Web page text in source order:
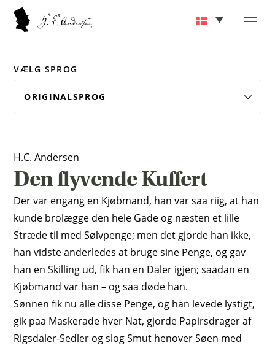
VÆLG SPROG
H.C. Andersen
Den flyvende Kuffert
Der var engang en Kjøbmand, han var saa riig, at han
kunde brolægge den hele Gade og næsten et lille
Stræde til med Sølvpenge; men det gjorde han ikke,
han vidste anderledes at bruge sine Penge, og gav
han en Skilling ud, fik han en Daler igjen; saadan en
Kjøbmand var han – og saa døde han.
Sønnen fik nu alle disse Penge, og han levede lystigt,
gik paa Maskerade hver Nat, gjorde Papirsdrager af
Rigsdaler-Sedler og slog Smut henover Søen med